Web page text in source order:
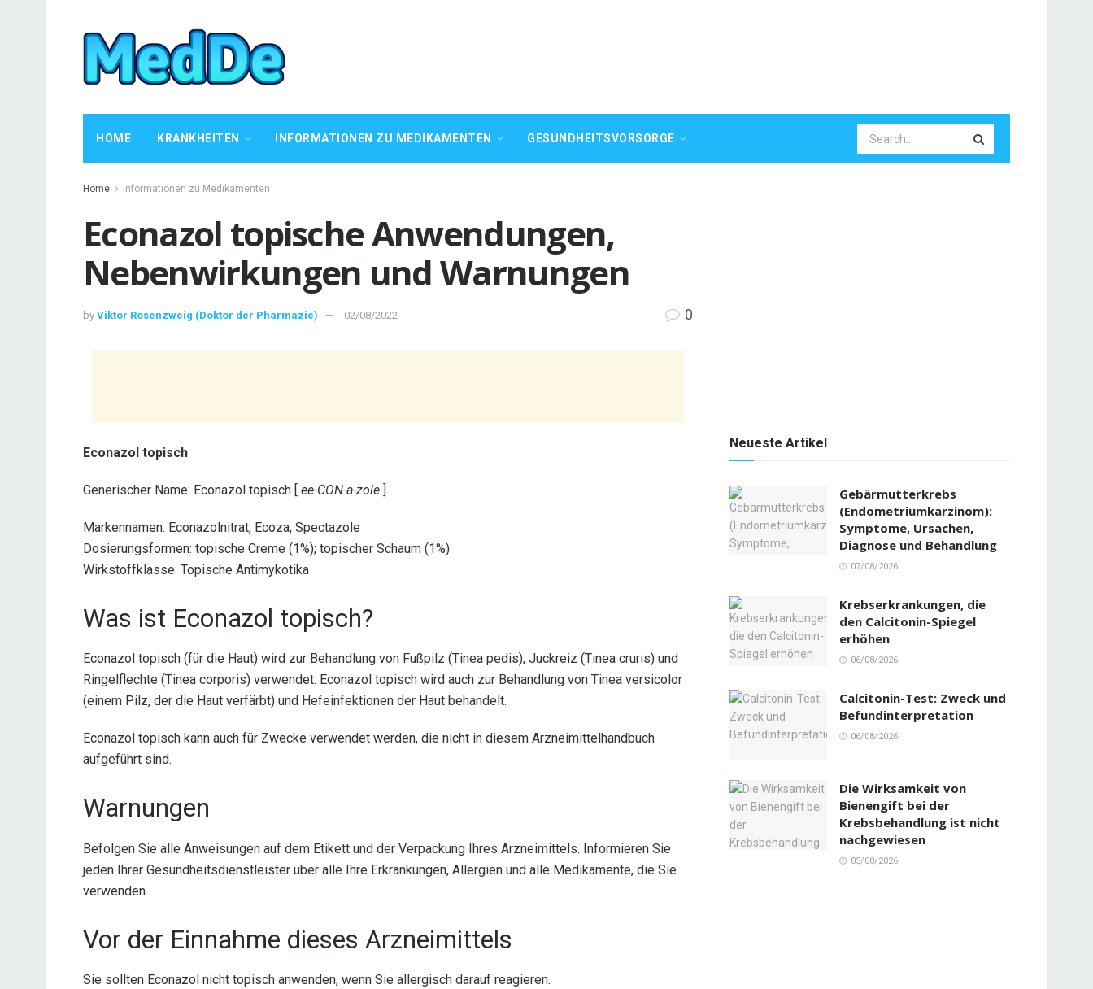
HOME KRANKHEITEN INFORMATIONEN ZU MEDIKAMENTEN GESUNDHEITSVORSORGE
Home Informationen zu Medikamenten
Econazol topische Anwendungen,
Nebenwirkungen und Warnungen
by Viktor Rosenzweig (Doktor der Pharmazie) 02/08/2022 0
Econazol topisch
Generischer Name: Econazol topisch [ ee-CON-a-zole ]
Markennamen: Econazolnitrat, Ecoza, Spectazole
Dosierungsformen: topische Creme (1%); topischer Schaum (1%)
Wirkstoffklasse: Topische Antimykotika
Was ist Econazol topisch?
Econazol topisch (für die Haut) wird zur Behandlung von Fußpilz (Tinea pedis), Juckreiz (Tinea cruris) und
Ringelflechte (Tinea corporis) verwendet. Econazol topisch wird auch zur Behandlung von Tinea versicolor
(einem Pilz, der die Haut verfärbt) und Hefeinfektionen der Haut behandelt.
Econazol topisch kann auch für Zwecke verwendet werden, die nicht in diesem Arzneimittelhandbuch
aufgeführt sind.
Warnungen
Befolgen Sie alle Anweisungen auf dem Etikett und der Verpackung Ihres Arzneimittels. Informieren Sie
jeden Ihrer Gesundheitsdienstleister über alle Ihre Erkrankungen, Allergien und alle Medikamente, die Sie
verwenden.
Vor der Einnahme dieses Arzneimittels
Sie sollten Econazol nicht topisch anwenden, wenn Sie allergisch darauf reagieren.
Neueste Artikel
Gebärmutterkrebs
(Endometriumkarzinom):
Symptome, Ursachen,
Diagnose und Behandlung
07/08/2026
Krebserkrankungen, die
den Calcitonin-Spiegel
erhöhen
06/08/2026
Calcitonin-Test: Zweck und
Befundinterpretation
06/08/2026
Die Wirksamkeit von
Bienengift bei der
Krebsbehandlung ist nicht
nachgewiesen
05/08/2026